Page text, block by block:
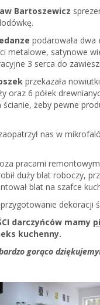
Bartoszewicz
podarowała dwa
metalowe, satynowe
3 serca do
przekazała
oraz 6 półek
żeby pewne
nas w
pracami
duży blat roboczy,
blat na szafce
przygotowanie dekoracji
darczyńców mamy
kuchenny.
gorąco